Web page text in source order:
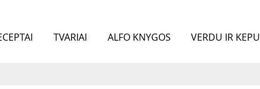
TVARIAI ALFO KNYGOS VERDU IR KEPU